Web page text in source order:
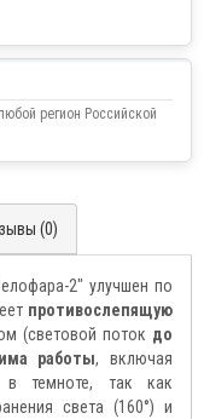
регион Российской
(0)
2" улучшен по
противослепящую
(световой поток до
работы, включая
темноте, так как
света (160°) и